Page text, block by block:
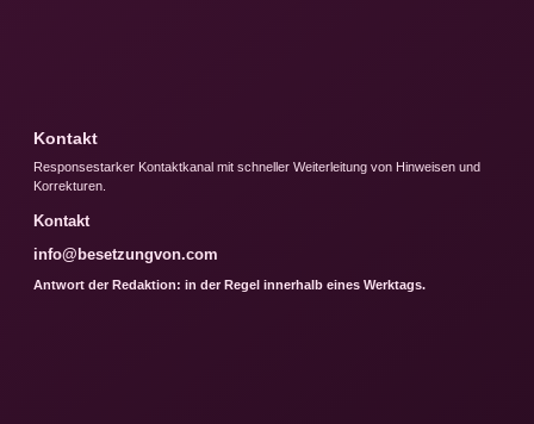
Kontakt
Responsestarker Kontaktkanal mit schneller Weiterleitung von Hinweisen und
Korrekturen.
Kontakt
info@besetzungvon.com
Antwort der Redaktion: in der Regel innerhalb eines Werktags.